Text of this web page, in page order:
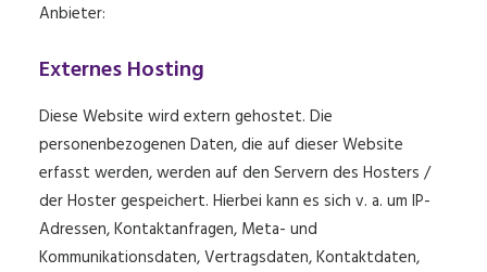
Anbieter:
Externes Hosting
Diese Website wird extern gehostet. Die
personenbezogenen Daten, die auf dieser Website
erfasst werden, werden auf den Servern des Hosters /
der Hoster gespeichert. Hierbei kann es sich v. a. um IP-
Adressen, Kontaktanfragen, Meta- und
Kommunikationsdaten, Vertragsdaten, Kontaktdaten,